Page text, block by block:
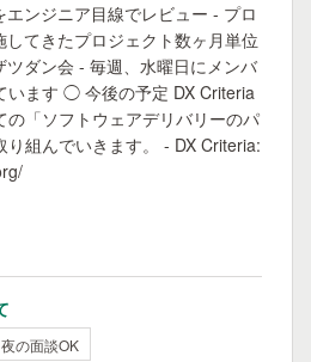
ンジニア目線でレビュー - プロ
てきたプロジェクト数ヶ月単位
ダン会 - 毎週、水曜日にメンバ
います ◯ 今後の予定 DX Criteria
の「ソフトウェアデリバリーのパ
り組んでいきます。 - DX Criteria:
の面談OK